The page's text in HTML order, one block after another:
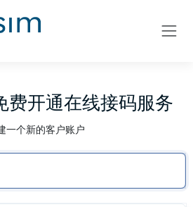
费开通在线接码服务
一个新的客户账户